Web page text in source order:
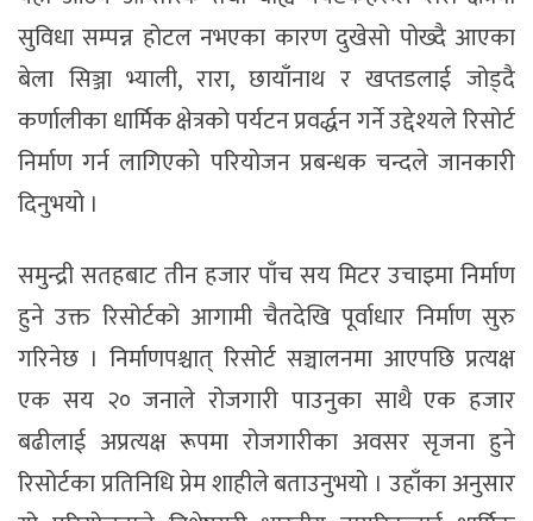
सुविधा सम्पन्न होटल नभएका कारण दुखेसो पोख्दै आएका
बेला सिञ्जा भ्याली, रारा, छायाँनाथ र खप्तडलाई जोड्दै
कर्णालीका धार्मिक क्षेत्रको पर्यटन प्रवर्द्धन गर्ने उद्देश्यले रिसोर्ट
निर्माण गर्न लागिएको परियोजन प्रबन्धक चन्दले जानकारी
दिनुभयो ।
समुन्द्री सतहबाट तीन हजार पाँच सय मिटर उचाइमा निर्माण
हुने उक्त रिसोर्टको आगामी चैतदेखि पूर्वाधार निर्माण सुरु
गरिनेछ । निर्माणपश्चात् रिसोर्ट सञ्चालनमा आएपछि प्रत्यक्ष
एक सय २० जनाले रोजगारी पाउनुका साथै एक हजार
बढीलाई अप्रत्यक्ष रूपमा रोजगारीका अवसर सृजना हुने
रिसोर्टका प्रतिनिधि प्रेम शाहीले बताउनुभयो । उहाँका अनुसार